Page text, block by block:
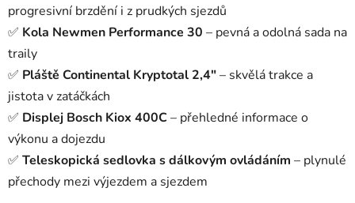
progresivní brzdění i z prudkých sjezdů
✅ Kola Newmen Performance 30 – pevná a odolná sada na
traily
✅ Pláště Continental Kryptotal 2,4"– skvělá trakce a
jistota v zatáčkách
✅ Displej Bosch Kiox 400C– přehledné informace o
výkonu a dojezdu
✅ Teleskopická sedlovka s dálkovým ovládáním – plynulé
přechody mezi výjezdem a sjezdem